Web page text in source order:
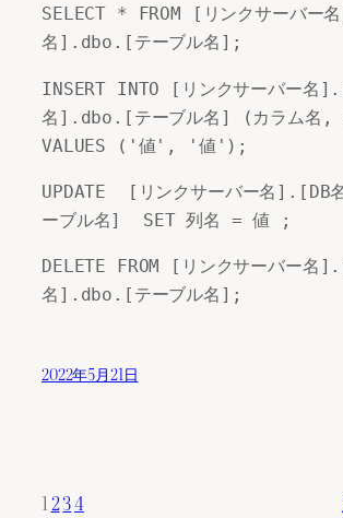
SELECT * FROM [リンクサーバー
名].dbo.[テーブル名];
INSERT INTO [リンクサーバー名
名].dbo.[テーブル名] (カラム名,
VALUES ('値', '値');
UPDATE  [リンクサーバー名
ーブル名]  SET 列名 = 値 ;
DELETE FROM [リンクサーバー名
名].dbo.[テーブル名];
2022年5月21日
1 234